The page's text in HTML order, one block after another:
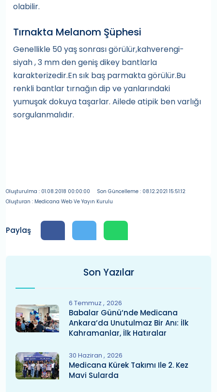
olabilir.
Tırnakta Melanom Şüphesi
Genellikle 50 yaş sonrası görülür,kahverengi-
siyah , 3 mm den geniş dikey bantlarla
karakterizedir.En sık baş parmakta görülür.Bu
renkli bantlar tırnağın dip ve yanlarındaki
yumuşak dokuya taşarlar. Ailede atipik ben varlığı
sorgulanmalıdır.
Oluşturulma : 01.08.2018 00:00:00
Son Güncelleme : 08.12.2021 15:51:12
Oluşturan : Medicana Web Ve Yayın Kurulu
Paylaş
Son Yazılar
6 Temmuz 2026
Babalar Günü’nde Medicana
Ankara’da Unutulmaz Bir Anı: İlk
Kahramanlar, İlk Hatıralar
30 Haziran 2026
Medicana Kürek Takımı Ile 2. Kez
Mavi Sularda